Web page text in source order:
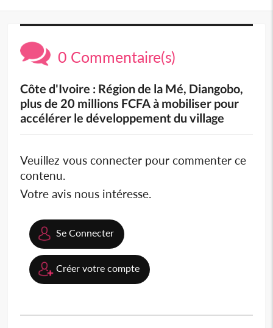
0 Commentaire(s)
Côte d'Ivoire : Région de la Mé, Diangobo,
plus de 20 millions FCFA à mobiliser pour
accélérer le développement du village
Veuillez vous connecter pour commenter ce
contenu.
Votre avis nous intéresse.
Se Connecter
Créer votre compte